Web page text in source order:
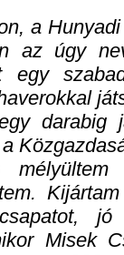
a
az úgy
egy
darabig
Misek